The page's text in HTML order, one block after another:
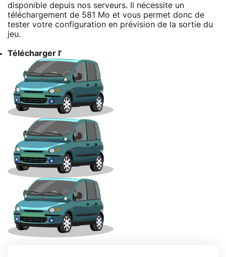
disponible depuis nos serveurs. Il nécessite un
téléchargement de 581 Mo et vous permet donc de
tester votre configuration en prévision de la sortie du
jeu.
Télécharger l'